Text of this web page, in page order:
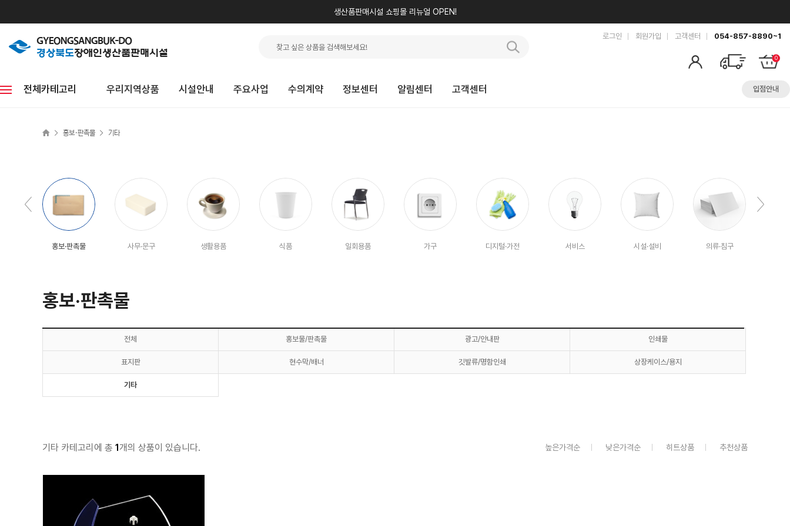
생산품판매시설 쇼핑몰 리뉴얼 OPEN!
로그인 회원가입 고객센터 054-857-8890~1
0
전체카테고리 우리지역상품 시설안내 주요사업 수의계약 정보센터 알림센터 고객센터 입점안내
> 홍보·판촉물 > 기타
홍보·판촉물 사무·문구 생활용품 식품 일회용품 가구 디지털·가전 서비스 시설·설비 의류·침구
홍보·판촉물
전체 홍보물/판촉물 광고/안내판 인쇄물
표지판 현수막/배너 깃발류/명함인쇄 상장케이스/용지
기타
기타 카테고리에 총 1개의 상품이 있습니다. 높은가격순 낮은가격순 히트상품 추천상품